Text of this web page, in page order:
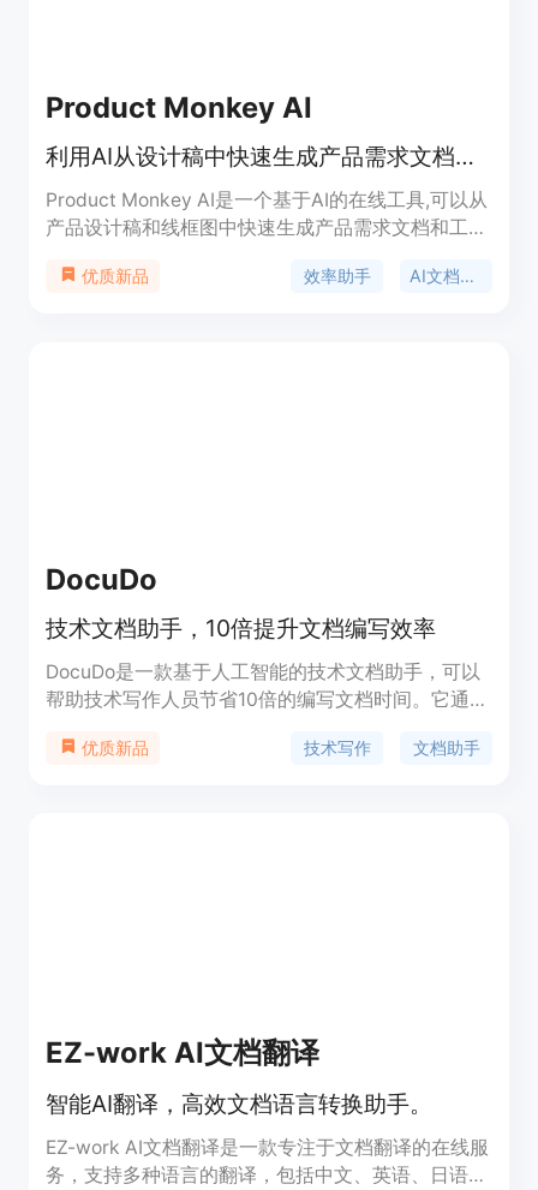
Product Monkey AI
利用AI从设计稿中快速生成产品需求文档和任务工单
Product Monkey AI是一个基于AI的在线工具,可以从
产品设计稿和线框图中快速生成产品需求文档和工程
的时间,提高团队效率。
优质新品 效率助手 AI文档工具
DocuDo
技术文档助手，10倍提升文档编写效率
DocuDo是一款基于人工智能的技术文档助手，可以
帮助技术写作人员节省10倍的编写文档时间。它通过
功能。DocuDo利用先进的语言模型和截图技术，快
优质新品 技术写作 文档助手
EZ-work AI文档翻译
智能AI翻译，高效文档语言转换助手。
EZ-work AI文档翻译是一款专注于文档翻译的在线服
务，支持多种语言的翻译，包括中文、英语、日语、